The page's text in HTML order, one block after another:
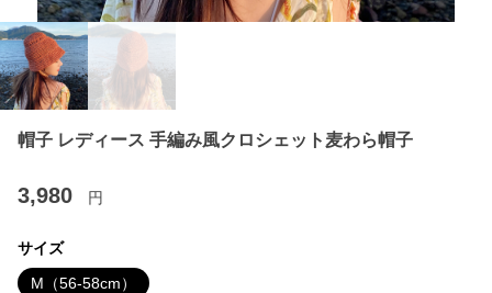
帽子 レディース 手編み風クロシェット麦わら帽子
3,980 円
サイズ
M（56-58cm）